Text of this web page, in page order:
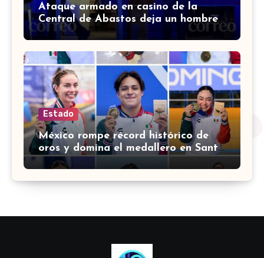
Ataque armado en casino de la
Central de Abastos deja un hombre
muerto en León
Estado
México rompe récord histórico de
oros y domina el medallero en Santo
Domingo 2026